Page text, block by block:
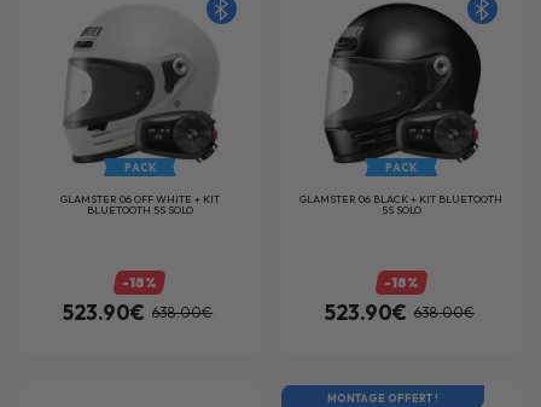
PACK
GLAMSTER 06 OFF WHITE + KIT
BLUETOOTH 5S SOLO
-18%
523.90€ 638.00€
PACK
GLAMSTER 06 BLACK + KIT BLUETOOTH
5S SOLO
-18%
523.90€ 638.00€
MONTAGE OFFERT !